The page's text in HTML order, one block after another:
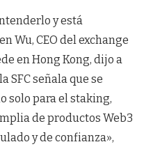
y está
Wu, CEO del exchange
en Hong Kong, dijo a
SFC señala que se
solo para el staking,
de productos Web3
y de confianza»,